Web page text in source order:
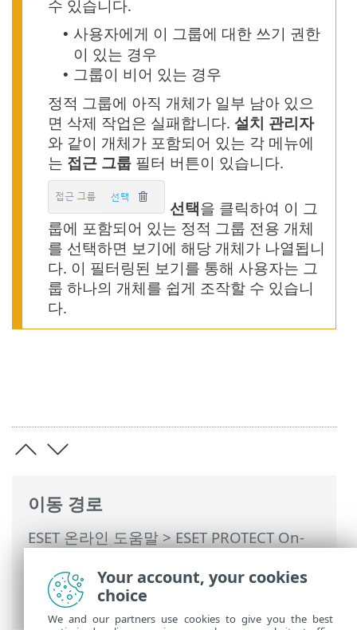
이동 경로
ESET 온라인 도움말>ESET PROTECT On-
ESET PROTECT On-Prem 기본 메뉴>컴퓨
>그룹 > 정적 그룹
수 있습니다.
• 사용자에게 이 그룹에 대한 쓰기 권한
이 있는 경우
• 그룹이 비어 있는 경우
정적 그룹에 아직 개체가 일부 남아 있으
면 삭제 작업은 실패합니다. 설치 관리자
와 같이 개체가 포함되어 있는 각 메뉴에
는 접근 그룹 필터 버튼이 있습니다.
선택을 클릭하여 이 그
룹에 포함되어 있는 정적 그룹 전용 개체
를 선택하면 보기에 해당 개체가 나열됩니
다. 이 필터링된 보기를 통해 사용자는 그
룹 하나의 개체를 쉽게 조작할 수 있습니
다.
Your account, your cookies
choice
We and our partners use cookies to give you the best